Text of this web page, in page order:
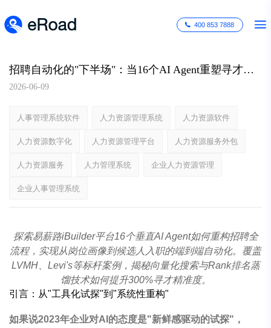
400 853 7888
招聘自动化的"下半场"：当16个AI Agent重塑寻才逻辑
2026-06-09
人事管理系统软件 人力资源管理系统 人力资源软件
人力资源数字化 人力资源管理平台 人力资源服务外包
人力资源服务 人力管理系统 企业人力资源管理
企业人事管理系统
探索易薪路iBuilder平台16个垂直AI Agent如何重构招聘全
流程，实现从岗位画像到候选人入职的端到端自动化。覆盖
LVMH、Levi's等标杆案例，揭秘向量化搜索与Rank排名蒸
馏技术如何提升300%寻才精准度。
引言：从"工具化试探"到 "系统性重构"
如果说2023年企业对AI的态度是"新鲜感驱动的试探"，